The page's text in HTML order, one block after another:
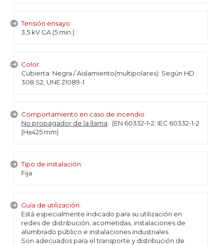
Tensión ensayo:
3,5 kV CA (5 min.)
Color:
Cubierta: Negra / Aislamiento(multipolares): Según HD
308 S2, UNE 21089-1
Comportamiento en caso de incendio:
No propagador de la llama: (EN 60332-1-2; IEC 60332-1-2
(H≤425 mm)
Tipo de instalación:
Fija
Guía de utilización:
Está especialmente indicado para su utilización en
redes de distribución, acometidas, instalaciones de
alumbrado público e instalaciones industriales.
Son adecuados para el transporte y distribución de